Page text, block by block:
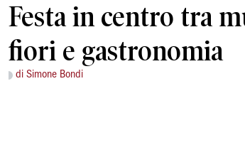
Festa in centro tra
fiori e gastronomia
di Simone Bondi